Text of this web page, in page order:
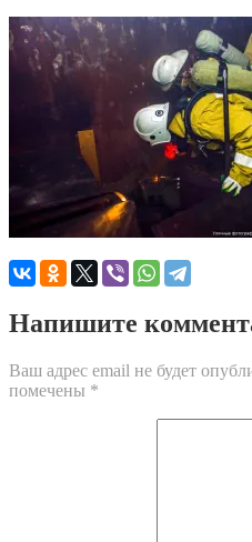
Напишите
Ваш адрес email не будет
помечены *